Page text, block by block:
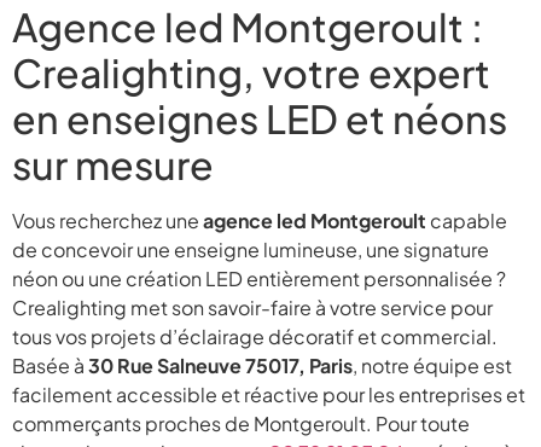
Agence led Montgeroult :
Crealighting, votre expert
en enseignes LED et néons
sur mesure
Vous recherchez uneagence led Montgeroult capable
de concevoir une enseigne lumineuse, une signature
néon ou une création LED entièrement personnalisée ?
Crealighting met son savoir-faire à votre service pour
tous vos projets d’éclairage décoratif et commercial.
Basée à30 Rue Salneuve 75017, Paris, notre équipe est
facilement accessible et réactive pour les entreprises et
commerçants proches de Montgeroult. Pour toute